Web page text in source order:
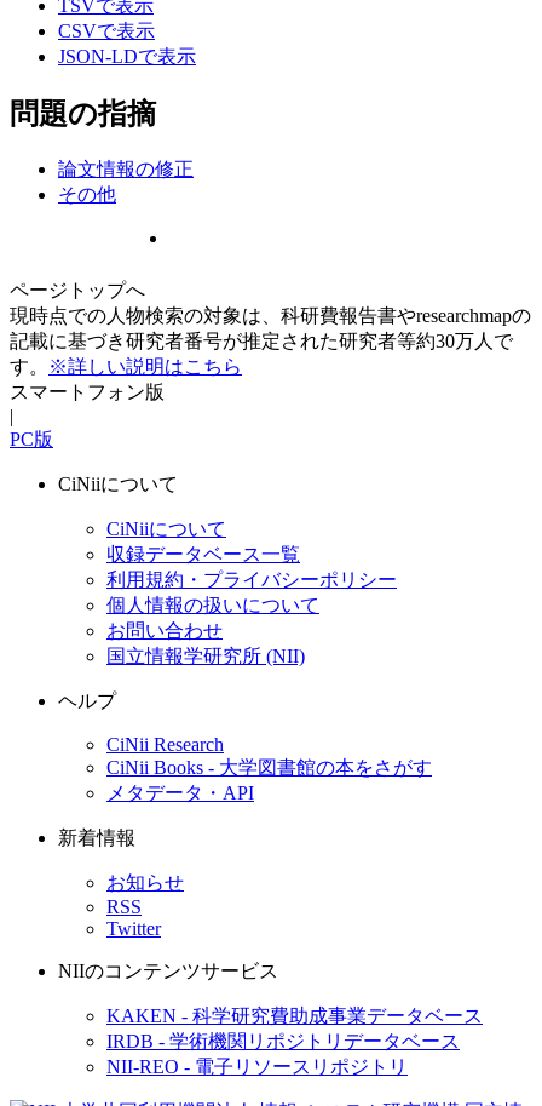
TSVで表示
CSVで表示
JSON-LDで表示
問題の指摘
論文情報の修正
その他
ページトップへ
現時点での人物検索の対象は、科研費報告書やresearchmapの
記載に基づき研究者番号が推定された研究者等約30万人で
す。
※詳しい説明はこちら
スマートフォン版
|
PC版
CiNiiについて
CiNiiについて
収録データベース一覧
利用規約・プライバシーポリシー
個人情報の扱いについて
お問い合わせ
国立情報学研究所 (NII)
ヘルプ
CiNii Research
CiNii Books - 大学図書館の本をさがす
メタデータ・API
新着情報
お知らせ
RSS
Twitter
NIIのコンテンツサービス
KAKEN - 科学研究費助成事業データベース
IRDB - 学術機関リポジトリデータベース
NII-REO - 電子リソースリポジトリ